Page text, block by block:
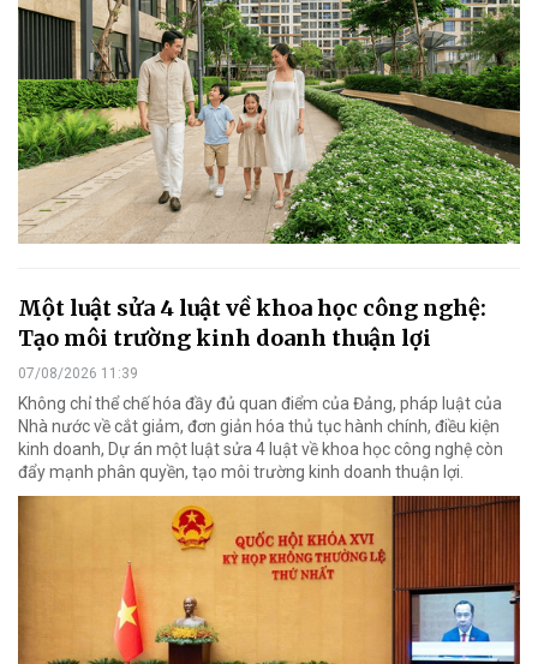
Một luật sửa 4 luật về khoa học công nghệ:
Tạo môi trường kinh doanh thuận lợi
07/08/2026 11:39
Không chỉ thể chế hóa đầy đủ quan điểm của Đảng, pháp luật của
Nhà nước về cắt giảm, đơn giản hóa thủ tục hành chính, điều kiện
kinh doanh, Dự án một luật sửa 4 luật về khoa học công nghệ còn
đẩy mạnh phân quyền, tạo môi trường kinh doanh thuận lợi.